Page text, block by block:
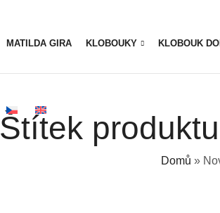
MATILDA GIRA KLOBOUKY KLOBOUK
Štítek
Domů »